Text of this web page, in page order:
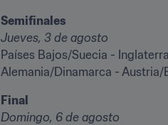
Semifinales
Jueves, 3 de agosto
Países Bajos/Suecia -
Alemania/Dinamarca - Austria/
Final
Domingo, 6 de agosto